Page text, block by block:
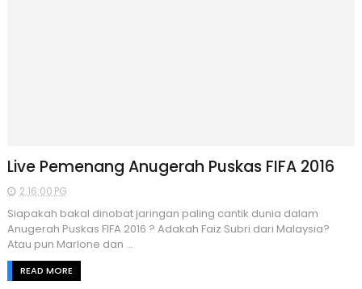
Live Pemenang Anugerah Puskas FIFA 2016
2:16:00 PG
Siapakah bakal dinobat jaringan paling cantik dunia dalam
Anugerah Puskas FIFA 2016 ? Adakah Faiz Subri dari Malaysia?
Atau pun Marlone dan ...
READ MORE